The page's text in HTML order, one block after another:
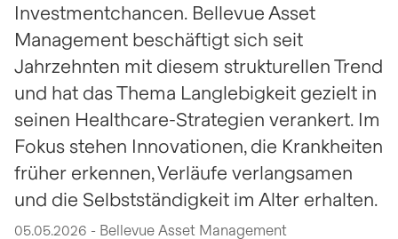
Investmentchancen. Bellevue Asset
Management beschäftigt sich seit
Jahrzehnten mit diesem strukturellen Trend
und hat das Thema Langlebigkeit gezielt in
seinen Healthcare-Strategien verankert. Im
Fokus stehen Innovationen, die Krankheiten
früher erkennen, Verläufe verlangsamen
und die Selbstständigkeit im Alter erhalten.
05.05.2026 - Bellevue Asset Management